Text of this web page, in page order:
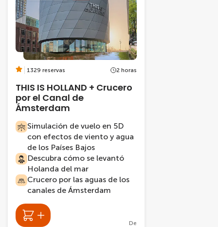
1329 reservas 2 horas
THIS IS HOLLAND + Crucero
por el Canal de
Ámsterdam
Simulación de vuelo en 5D
con efectos de viento y agua
de los Países Bajos
Descubra cómo se levantó
Holanda del mar
Crucero por las aguas de los
canales de Ámsterdam
De